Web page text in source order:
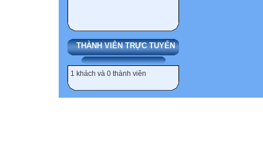
THÀNH VIÊN TRỰC TUYẾN
1 khách và 0 thành viên